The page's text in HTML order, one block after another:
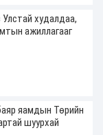
худалдаа,
ажиллагааг
яамдын Төрийн
шуурхай